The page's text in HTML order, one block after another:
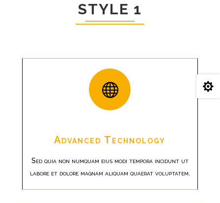
STYLE 1

Advanced Technology
Sed quia non numquam eius modi tempora incidunt ut
labore et dolore magnam aliquam quaerat voluptatem.